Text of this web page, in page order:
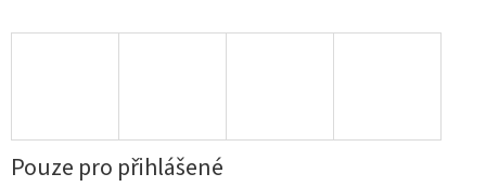
Pouze pro přihlášené